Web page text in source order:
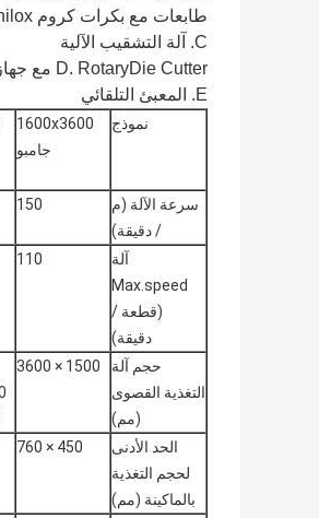
طابعات مع بكرات كروم anilox
C. آلة التشقيب الآلية
D. RotaryDie Cutter مع جهاز تشذيب تلقائي ؛
E. المعبئ التلقائي
نموذج
1600x3600
جامبو
سرعة الآلة (م
/ دقيقة)
150
آلة
Max.speed
(قطعة /
دقيقة)
110
حجم آلة
التغذية القصوى
(مم)
1500 × 3600
الحد الأدنى
لحجم التغذية
بالماكينة (مم)
450 × 760